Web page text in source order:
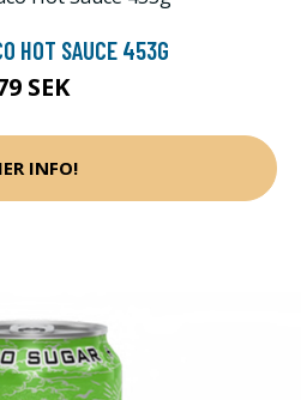
HOT SAUCE 453G
SEK
INFO!